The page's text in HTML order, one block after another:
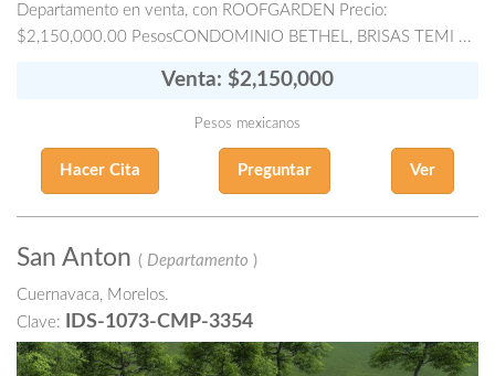
Departamento en venta, con ROOFGARDEN Precio:
$2,150,000.00 PesosCONDOMINIO BETHEL, BRISAS TEMI ...
Venta: $2,150,000
Pesos mexicanos
Hacer Cita Preguntar Ver
San Anton ( Departamento )
Cuernavaca, Morelos.
Clave:
IDS-1073-CMP-3354